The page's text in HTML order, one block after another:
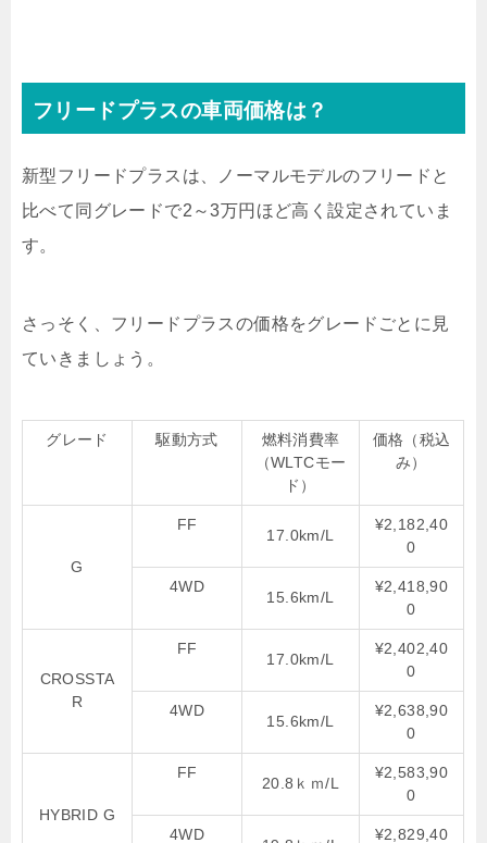
フリードプラスの車両価格は？
新型フリードプラスは、ノーマルモデルのフリードと
比べて同グレードで2～3万円ほど高く設定されていま
す。
さっそく、フリードプラスの価格をグレードごとに見
ていきましょう。
グレード 駆動方式
燃料消費率
（WLTCモー
ド）
価格（税込
み）
G
FF
17.0km/L
¥2,182,40
0
4WD
15.6km/L
¥2,418,90
0
CROSSTA
R
FF
17.0km/L
¥2,402,40
0
4WD
15.6km/L
¥2,638,90
0
HYBRID G
FF
20.8ｋｍ/L
¥2,583,90
0
4WD ¥2,829,40